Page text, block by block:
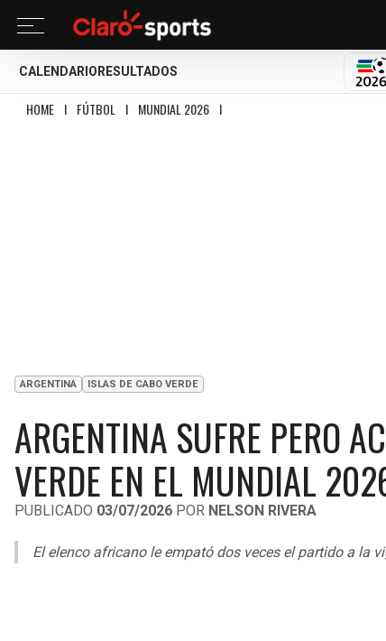
CALENDARIO RESULTADOS
HOME I FÚTBOL I MUNDIAL 2026 I
ARGENTINA ISLAS DE CABO VERDE
ARGENTINA SUFRE PERO
VERDE EN EL MUNDIAL
PUBLICADO 03/07/2026 POR NELSON RIVERA
El elenco africano le empató dos veces el partido a la